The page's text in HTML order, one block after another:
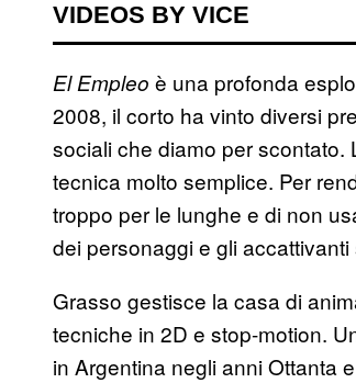
VIDEOS BY VICE
El Empleo è una profonda
2008, il corto ha vinto diversi
sociali che diamo per scontato.
tecnica molto semplice. Per
troppo per le lunghe e di non
dei personaggi e gli
Grasso gestisce la casa di
tecniche in 2D e stop-motion.
in Argentina negli anni Ottanta